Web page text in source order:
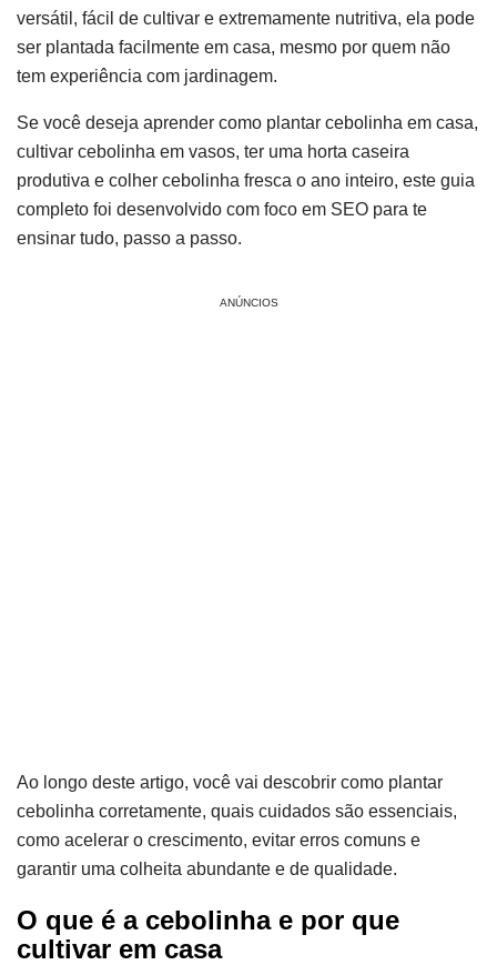
versátil, fácil de cultivar e extremamente nutritiva, ela pode
ser plantada facilmente em casa, mesmo por quem não
tem experiência com jardinagem.
Se você deseja aprender como plantar cebolinha em casa,
cultivar cebolinha em vasos, ter uma horta caseira
produtiva e colher cebolinha fresca o ano inteiro, este guia
completo foi desenvolvido com foco em SEO para te
ensinar tudo, passo a passo.
ANÚNCIOS
Ao longo deste artigo, você vai descobrir como plantar
cebolinha corretamente, quais cuidados são essenciais,
como acelerar o crescimento, evitar erros comuns e
garantir uma colheita abundante e de qualidade.
O que é a cebolinha e por que
cultivar em casa